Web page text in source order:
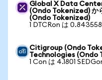
Global X Data
(Ondo Tokenized) か
(Ondo Tokenized)
1 DTCRon は
Citigroup (Ondo
Technologies (Ondo
1 Con は 4.1801